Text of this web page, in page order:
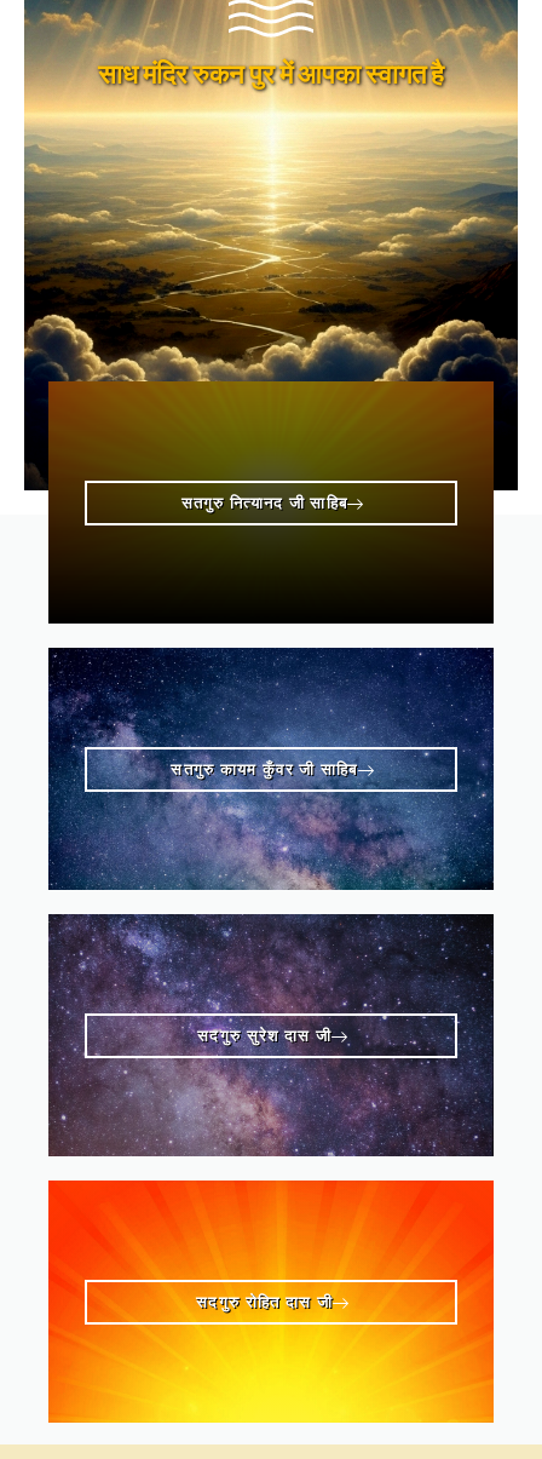
साध मंदिर रुकन पुर में आपका स्वागत है
सतगुरु नित्यानद जी साहिब
सतगुरु कायम कुँवर जी साहिब
सदगुरु सुरेश दास जी
सदगुरु रोहित दास जी